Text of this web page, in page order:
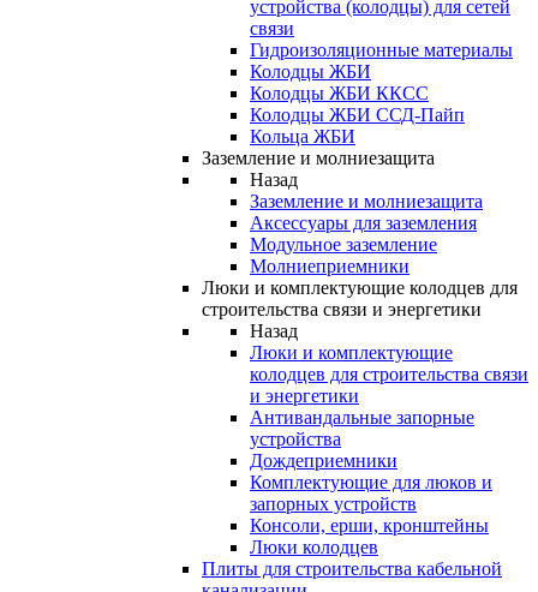
устройства (колодцы) для сетей
связи
Гидроизоляционные материалы
Колодцы ЖБИ
Колодцы ЖБИ ККСС
Колодцы ЖБИ ССД-Пайп
Кольца ЖБИ
Заземление и молниезащита
Назад
Заземление и молниезащита
Аксессуары для заземления
Модульное заземление
Молниеприемники
Люки и комплектующие колодцев для
строительства связи и энергетики
Назад
Люки и комплектующие
колодцев для строительства связи
и энергетики
Антивандальные запорные
устройства
Дождеприемники
Комплектующие для люков и
запорных устройств
Консоли, ерши, кронштейны
Люки колодцев
Плиты для строительства кабельной